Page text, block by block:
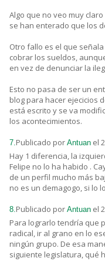
Algo que no veo muy
se han enterado que los
Otro fallo es el que
cobrar los sueldos,
en vez de denunciar la
Esto no pasa de ser un
blog para hacer ejecicios
está escrito y se va
los acontecimientos.
7.Publicado por Antuan el
Hay 1 diferencia, la
Felipe no lo ha habido .
de un perfil mucho más
no es un demagogo, si lo
8.Publicado por Antuan el
Para lograrlo tendría que
radical, ir al grano en lo
ningún grupo. De esa
siguiente legislatura, qué